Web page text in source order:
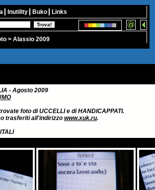
> Alassio 2009
Inutility Buko Links
- Agosto 2009
foto di UCCELLI e di HANDICAPPATI.
trasferiti all'indirizzo www.xuk.ru.